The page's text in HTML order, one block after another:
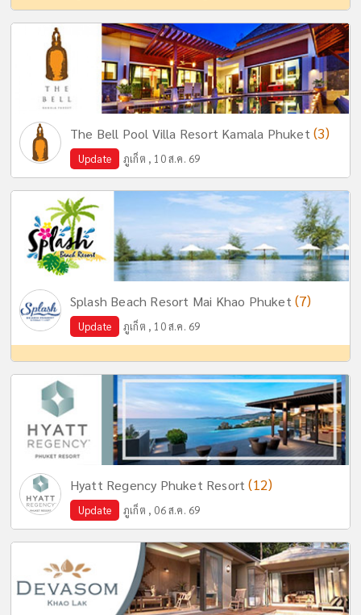
The Bell Pool Villa Resort Kamala Phuket (3)
Update ภูเก็ต , 10 ส.ค. 69
Splash Beach Resort Mai Khao Phuket (7)
Update ภูเก็ต , 10 ส.ค. 69
Hyatt Regency Phuket Resort(12)
Update ภูเก็ต , 06 ส.ค. 69